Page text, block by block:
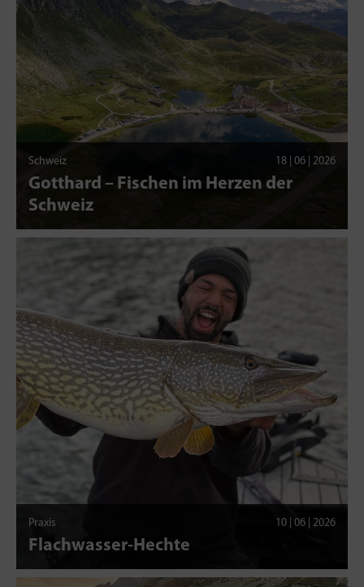
Schweiz 18 | 06 | 2026
Gotthard – Fischen im Herzen der
Schweiz
Praxis 10 | 06 | 2026
Flachwasser-Hechte